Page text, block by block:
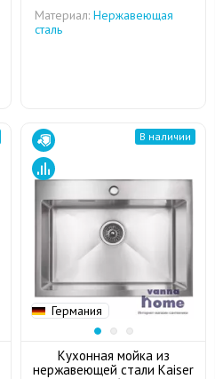
Материал: Нержавеющая
сталь
Германия
В наличии
Кухонная мойка из
нержавеющей стали Kaiser